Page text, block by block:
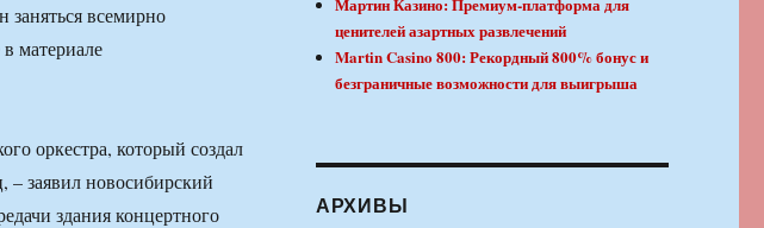
заняться всемирно
материале
оркестра, который создал
заявил новосибирский
здания концертного
ценителей азартных развлечений
Martin Casino 800: Рекордный 800% бонус и
безграничные возможности для выигрыша
АРХИВЫ